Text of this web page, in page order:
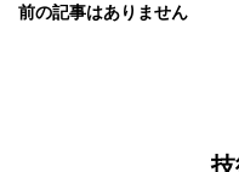
前の記事はありません